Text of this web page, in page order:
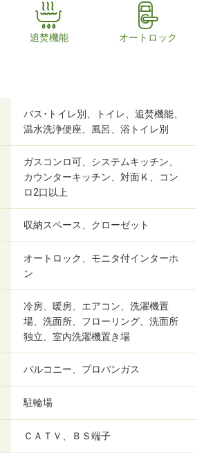
追焚機能 オートロック
バス･トイレ別、トイレ、追焚機能、
温水洗浄便座、風呂、浴トイレ別
ガスコンロ可、システムキッチン、
カウンターキッチン、対面Ｋ、コン
ロ2口以上
収納スペース、クローゼット
オートロック、モニタ付インターホ
ン
冷房、暖房、エアコン、洗濯機置
場、洗面所、フローリング、洗面所
独立、室内洗濯機置き場
バルコニー、プロパンガス
駐輪場
ＣＡＴＶ、ＢＳ端子